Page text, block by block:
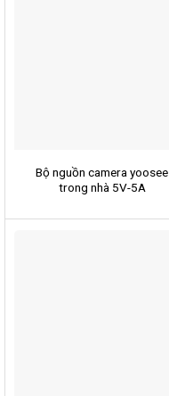
Bộ nguồn camera yoosee
trong nhà 5V-5A